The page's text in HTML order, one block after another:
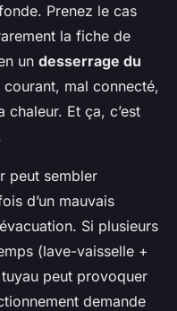
Prenez le cas
la fiche de
un desserrage du
mal connecté,
Et ça, c’est
peut sembler
d’un mauvais
Si plusieurs
(lave-vaisselle +
peut provoquer
demande